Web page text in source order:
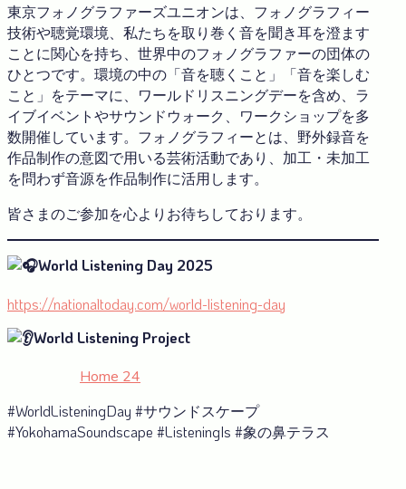
東京フォノグラファーズユニオンは、フォノグラフィー
技術や聴覚環境、私たちを取り巻く音を聞き耳を澄ます
ことに関心を持ち、世界中のフォノグラファーの団体の
ひとつです。環境の中の「音を聴くこと」「音を楽しむ
こと」をテーマに、ワールドリスニングデーを含め、ラ
イブイベントやサウンドウォーク、ワークショップを多
数開催しています。フォノグラフィーとは、野外録音を
作品制作の意図で用いる芸術活動であり、加工・未加工
を問わず音源を作品制作に活用します。
皆さまのご参加を心よりお待ちしております。
World Listening Day 2025
https://nationaltoday.com/world-listening-day
World Listening Project
Home 24
#WorldListeningDay #サウンドスケープ
#YokohamaSoundscape #ListeningIs #象の鼻テラス